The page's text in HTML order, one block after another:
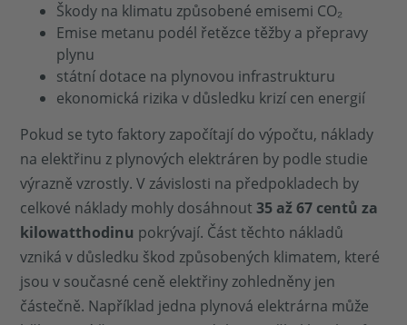
Škody na klimatu způsobené emisemi CO₂
Emise metanu podél řetězce těžby a přepravy
plynu
státní dotace na plynovou infrastrukturu
ekonomická rizika v důsledku krizí cen energií
Pokud se tyto faktory započítají do výpočtu, náklady
na elektřinu z plynových elektráren by podle studie
výrazně vzrostly. V závislosti na předpokladech by
celkové náklady mohly dosáhnout35 až 67 centů za
kilowatthodinu pokrývají. Část těchto nákladů
vzniká v důsledku škod způsobených klimatem, které
jsou v současné ceně elektřiny zohledněny jen
částečně. Například jedna plynová elektrárna může